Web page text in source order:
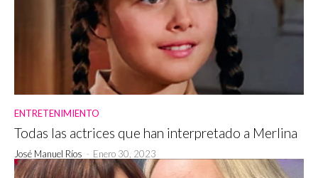
ENTRETENIMIENTO
Todas las actrices que han interpretado a Merlina
José Manuel Ríos - Enero 30, 2023